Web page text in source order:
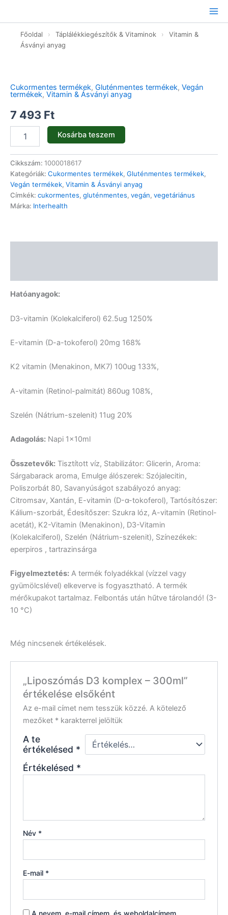
tartalomhoz
Főoldal › Táplálékkiegészítők & Vitaminok ›
Vitamin &
Ásványi anyag
Cukormentes termékek, Gluténmentes termékek, Vegán
termékek, Vitamin & Ásványi anyag
7 493 Ft
-
mennyiség
Kosárba teszem
Cikkszám: 1000018617
Kategóriák: Cukormentes termékek, Gluténmentes termékek,
Vegán termékek, Vitamin & Ásványi anyag
Címkék: cukormentes, gluténmentes, vegán, vegetáriánus
Márka: Interhealth
Hatóanyagok:
D3-vitamin (Kolekalciferol) 62.5ug 1250%
E-vitamin (D-a-tokoferol) 20mg 168%
K2 vitamin (Menakinon, MK7) 100ug 133%,
A-vitamin (Retinol-palmitát) 860ug 108%,
Szelén (Nátrium-szelenit) 11ug 20%
Adagolás: Napi 1x10ml
Összetevők: Tisztított víz, Stabilizátor: Glicerin, Aroma:
Sárgabarack aroma, Emulge álószerek: Szójalecitin,
Poliszorbát 80, Savanyúságot szabályozó anyag:
Citromsav, Xantán, E-vitamin (D-α-tokoferol), Tartósítószer:
Kálium-szorbát, Édesítőszer: Szukra lóz, A-vitamin (Retinol-
acetát), K2-Vitamin (Menakinon), D3-Vitamin
(Kolekalciferol), Szelén (Nátrium-szelenit), Színezékek:
eperpiros , tartrazinsárga
Figyelmeztetés: A termék folyadékkal (vízzel vagy
gyümölcslével) elkeverve is fogyasztható. A termék
mérőkupakot tartalmaz. Felbontás után hűtve tárolandó! (3-
10 °C)
Még nincsenek értékelések.
„Liposzómás D3 komplex – 300ml”
értékelése elsőként
Az e-mail címet nem tesszük közzé. A kötelező
mezőket * karakterrel jelöltük
A te
értékelésed *
Értékelésed *
Név *
E-mail *
A nevem, e-mail címem, és weboldalcímem